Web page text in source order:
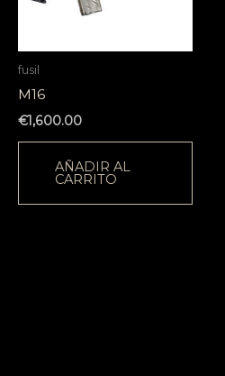
fusil
M16
€1,600.00
AÑADIR AL
CARRITO